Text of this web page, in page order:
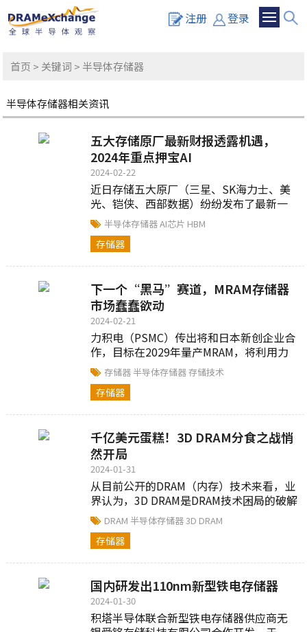
注册 登录
首页 > 关键词 > 半导体存储器
半导体存储器相关资讯
五大存储原厂最新财报透露机遇，
2024年重点押宝AI
2024-02-22
近日存储五大原厂（三星、SK海力士、美
光、铠侠、西部数据）纷纷发布了最新一
季财报，各大厂商营收亏损幅度均有所收
窄...
半导体存储器AI芯片 HBM
存储器
下一个“黑马”赛道，MRAM存储器
市场蠢蠢欲动
2024-02-21
力积电（PSMC）传出将和日本新创企业合
作，目标在2029年量产MRAM，将利用力
积电计划在日本兴建的晶圆厂第2期工程产
线进行...
存储器半导体存储器 存储技术
存储器
千亿美元蛋糕！3D DRAM分食之战悄
然开局
2024-01-31
从目前公开的DRAM（内存）技术来看，业
界认为，3D DRAM是DRAM技术困局的破解
方法之一，是未来内存市场的重要发展方
向...
DRAM半导体存储器3D DRAM
存储器
国内研发出110nm新型铁电存储器
2024-01-30
积塔半导体联合新型铁电存储器供应商无